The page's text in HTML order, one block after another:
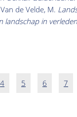
de Velde, M.
landschap in
Pagina
4 Pagina
5 Pagina
6 7